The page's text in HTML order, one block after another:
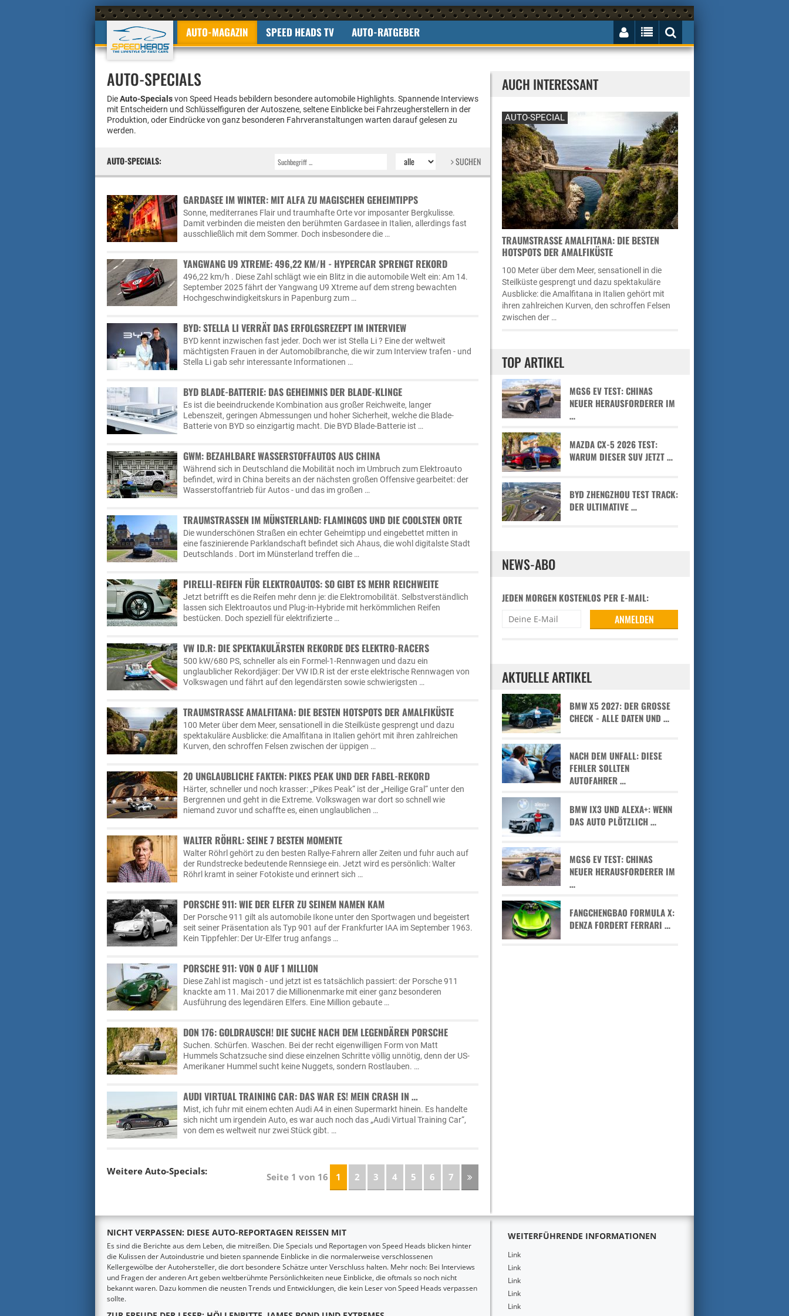
AUTO-MAGAZIN SPEED HEADS TV AUTO-RATGEBER
AUTO-SPECIALS
DieAuto-Specialsvon Speed Heads bebildern besondere automobile Highlights. Spannende Interviews
mit Entscheidern und Schlüsselfiguren der Autoszene, seltene Einblicke bei Fahrzeugherstellern in der
Produktion, oder Eindrücke von ganz besonderen Fahrveranstaltungen warten darauf gelesen zu
werden.
AUTO-SPECIALS: SUCHEN
GARDASEE IM WINTER: MIT ALFA ZU MAGISCHEN GEHEIMTIPPS
Sonne, mediterranes Flair und traumhafte Orte vor imposanter Bergkulisse.
Damit verbinden die meisten den berühmten Gardasee in Italien, allerdings fast
ausschließlich mit dem Sommer. Doch insbesondere die …
YANGWANG U9 XTREME: 496,22 KM/H - HYPERCAR SPRENGT REKORD
496,22 km/h . Diese Zahl schlägt wie ein Blitz in die automobile Welt ein: Am 14.
September 2025 fährt der Yangwang U9 Xtreme auf dem streng bewachten
Hochgeschwindigkeitskurs in Papenburg zum …
BYD: STELLA LI VERRÄT DAS ERFOLGSREZEPT IM INTERVIEW
BYD kennt inzwischen fast jeder. Doch wer ist Stella Li ? Eine der weltweit
mächtigsten Frauen in der Automobilbranche, die wir zum Interview trafen - und
Stella Li gab sehr interessante Informationen …
BYD BLADE-BATTERIE: DAS GEHEIMNIS DER BLADE-KLINGE
Es ist die beeindruckende Kombination aus großer Reichweite, langer
Lebenszeit, geringen Abmessungen und hoher Sicherheit, welche die Blade-
Batterie von BYD so einzigartig macht. Die BYD Blade-Batterie ist …
GWM: BEZAHLBARE WASSERSTOFFAUTOS AUS CHINA
Während sich in Deutschland die Mobilität noch im Umbruch zum Elektroauto
befindet, wird in China bereits an der nächsten großen Offensive gearbeitet: der
Wasserstoffantrieb für Autos - und das im großen …
TRAUMSTRASSEN IM MÜNSTERLAND: FLAMINGOS UND DIE COOLSTEN ORTE
Die wunderschönen Straßen ein echter Geheimtipp und eingebettet mitten in
eine faszinierende Parklandschaft befindet sich Ahaus, die wohl digitalste Stadt
Deutschlands . Dort im Münsterland treffen die …
PIRELLI-REIFEN FÜR ELEKTROAUTOS: SO GIBT ES MEHR REICHWEITE
Jetzt betrifft es die Reifen mehr denn je: die Elektromobilität. Selbstverständlich
lassen sich Elektroautos und Plug-in-Hybride mit herkömmlichen Reifen
bestücken. Doch speziell für elektrifizierte …
VW ID.R: DIE SPEKTAKULÄRSTEN REKORDE DES ELEKTRO-RACERS
500 kW/680 PS, schneller als ein Formel-1-Rennwagen und dazu ein
unglaublicher Rekordjäger: Der VW ID.R ist der erste elektrische Rennwagen von
Volkswagen und fährt auf den legendärsten sowie schwierigsten …
TRAUMSTRASSE AMALFITANA: DIE BESTEN HOTSPOTS DER AMALFIKÜSTE
100 Meter über dem Meer, sensationell in die Steilküste gesprengt und dazu
spektakuläre Ausblicke: die Amalfitana in Italien gehört mit ihren zahlreichen
Kurven, den schroffen Felsen zwischen der üppigen …
20 UNGLAUBLICHE FAKTEN: PIKES PEAK UND DER FABEL-REKORD
Härter, schneller und noch krasser: „Pikes Peak“ ist der „Heilige Gral“ unter den
Bergrennen und geht in die Extreme. Volkswagen war dort so schnell wie
niemand zuvor und schaffte es, einen unglaublichen …
WALTER RÖHRL: SEINE 7 BESTEN MOMENTE
Walter Röhrl gehört zu den besten Rallye-Fahrern aller Zeiten und fuhr auch auf
der Rundstrecke bedeutende Rennsiege ein. Jetzt wird es persönlich: Walter
Röhrl kramt in seiner Fotokiste und erinnert sich …
PORSCHE 911: WIE DER ELFER ZU SEINEM NAMEN KAM
Der Porsche 911 gilt als automobile Ikone unter den Sportwagen und begeistert
seit seiner Präsentation als Typ 901 auf der Frankfurter IAA im September 1963.
Kein Tippfehler: Der Ur-Elfer trug anfangs …
PORSCHE 911: VON 0 AUF 1 MILLION
Diese Zahl ist magisch - und jetzt ist es tatsächlich passiert: der Porsche 911
knackte am 11. Mai 2017 die Millionenmarke mit einer ganz besonderen
Ausführung des legendären Elfers. Eine Million gebaute …
DON 176: GOLDRAUSCH! DIE SUCHE NACH DEM LEGENDÄREN PORSCHE
Suchen. Schürfen. Waschen. Bei der recht eigenwilligen Form von Matt
Hummels Schatzsuche sind diese einzelnen Schritte völlig unnötig, denn der US-
Amerikaner Hummel sucht keine Nuggets, sondern Rostlauben. …
AUDI VIRTUAL TRAINING CAR: DAS WAR ES! MEIN CRASH IN …
Mist, ich fuhr mit einem echten Audi A4 in einen Supermarkt hinein. Es handelte
sich nicht um irgendein Auto, es war auch noch das „Audi Virtual Training Car“,
von dem es weltweit nur zwei Stück gibt. …
Weitere Auto-Specials: Seite 1 von 16 1 2 3 4 5 6 7
AUCH INTERESSANT
AUTO-SPECIAL
TRAUMSTRASSE AMALFITANA: DIE BESTEN H
OTSPOTS DER AMALFIKÜSTE
100 Meter über dem Meer, sensationell in die
Steilküste gesprengt und dazu spektakuläre
Ausblicke: die Amalfitana in Italien gehört mit
ihren zahlreichen Kurven, den schroffen Felsen
zwischen der …
TOP ARTIKEL
MGS6 EV TEST: CHINAS
NEUER HERAUSFORDERER IM
…
MAZDA CX-5 2026 TEST:
WARUM DIESER SUV JETZT …
BYD ZHENGZHOU TEST TRACK:
DER ULTIMATIVE …
NEWS-ABO
JEDEN MORGEN KOSTENLOS PER E-MAIL:
AKTUELLE ARTIKEL
BMW X5 2027: DER GROSSE C
HECK - ALLE DATEN UND …
NACH DEM UNFALL: DIESE
FEHLER SOLLTEN
AUTOFAHRER …
BMW IX3 UND ALEXA+: WENN
DAS AUTO PLÖTZLICH …
MGS6 EV TEST: CHINAS
NEUER HERAUSFORDERER IM
…
FANGCHENGBAO FORMULA X:
DENZA FORDERT FERRARI …
NICHT VERPASSEN: DIESE AUTO-REPORTAGEN REISSEN MIT
Es sind die Berichte aus dem Leben, die mitreißen. Die Specials und Reportagen von Speed Heads blicken hinter
die Kulissen der Autoindustrie und bieten spannende Einblicke in die normalerweise verschlossenen
Kellergewölbe der Autohersteller, die dort besondere Schätze unter Verschluss halten. Mehr noch: Bei Interviews
und Fragen der anderen Art geben weltberühmte Persönlichkeiten neue Einblicke, die oftmals so noch nicht
bekannt waren. Dazu kommen die neusten Trends und Entwicklungen, die kein Leser von Speed Heads verpassen
sollte.
WEITERFÜHRENDE INFORMATIONEN
Link
Link
Link
Link
Link